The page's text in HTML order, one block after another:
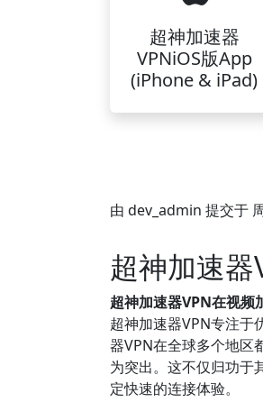
超神加速器
VPNiOS版App
(iPhone & iPad)
由 dev_admin 提交于
超神加速
超神加速器VPN在视频
超神加速器VPN专注于
器VPN在全球多个地区
为突出。这不仅归功于
定快速的连接体验。